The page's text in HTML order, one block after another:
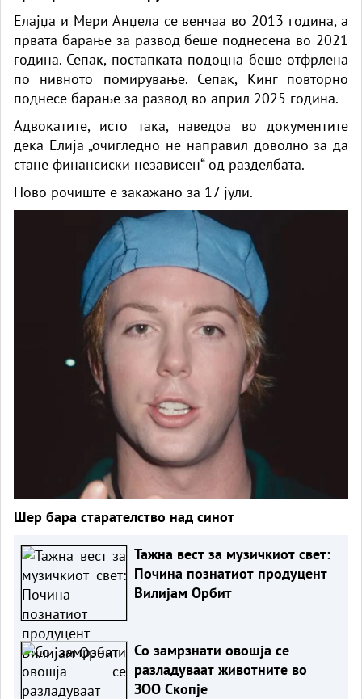
Елајџа и Мери Анџела се венчаа во 2013 година, а
првата барање за развод беше поднесена во 2021
година. Сепак, постапката подоцна беше отфрлена
по нивното помирување. Сепак, Кинг повторно
поднесе барање за развод во април 2025 година.
Адвокатите, исто така, наведоа во документите
дека Елија „очигледно не направил доволно за да
стане финансиски независен“ од разделбата.
Ново рочиште е закажано за 17 јули.
Шер бара старателство над синот
Тажна вест за музичкиот свет:
Почина познатиот продуцент
Вилијам Орбит
Со замрзнати овошја се
разладуваат животните во
ЗОО Скопје